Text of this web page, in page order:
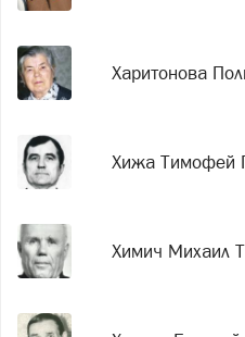
Харитонова
Хижа Тимофей
Химич Михаил